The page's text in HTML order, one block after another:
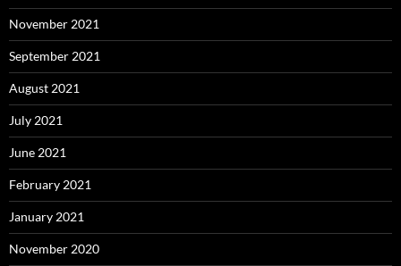
November 2021
September 2021
August 2021
July 2021
June 2021
February 2021
January 2021
November 2020